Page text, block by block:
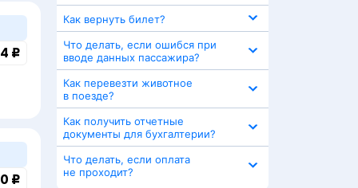
₽
₽
Как вернуть билет?
Что делать, если ошибся при
вводе данных пассажира?
Как перевезти животное
в поезде?
Как получить отчетные
документы для бухгалтерии?
Что делать, если оплата
не проходит?